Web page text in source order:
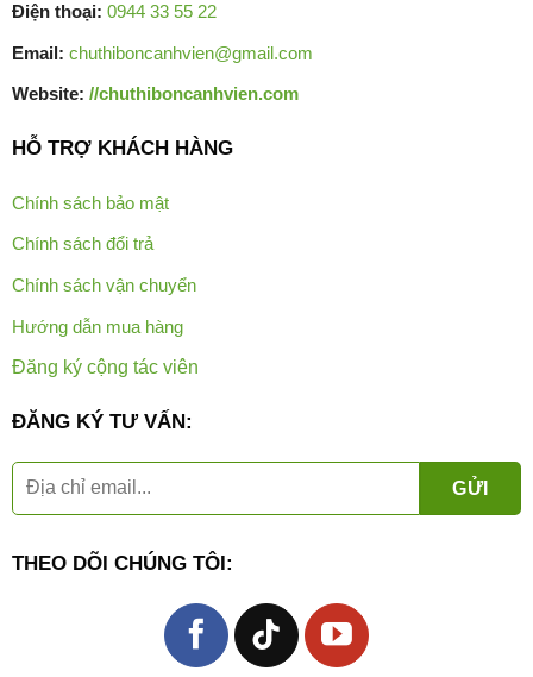
Điện thoại: 0944 33 55 22
Email: chuthiboncanhvien@gmail.com
Website: //chuthiboncanhvien.com
HỖ TRỢ KHÁCH HÀNG
Chính sách bảo mật
Chính sách đổi trả
Chính sách vận chuyển
Hướng dẫn mua hàng
Đăng ký cộng tác viên
ĐĂNG KÝ TƯ VẤN:
THEO DÕI CHÚNG TÔI: